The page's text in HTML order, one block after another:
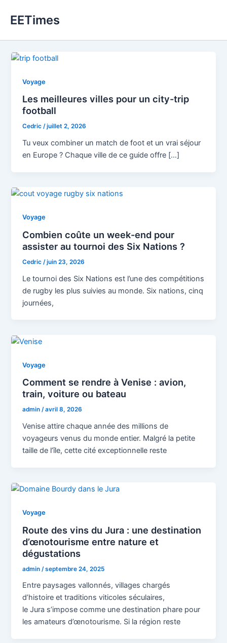
EETimes
Voyage
Les meilleures villes pour un city-trip
football
Cedric/juillet 2, 2026
Tu veux combiner un match de foot et un vrai séjour
en Europe ? Chaque ville de ce guide offre […]
Voyage
Combien coûte un week-end pour
assister au tournoi des Six Nations ?
Cedric /juin 23, 2026
Le tournoi des Six Nations est l’une des compétitions
de rugby les plus suivies au monde. Six nations, cinq
journées,
Voyage
Comment se rendre à Venise : avion,
train, voiture ou bateau
admin/avril 8, 2026
Venise attire chaque année des millions de
voyageurs venus du monde entier. Malgré la petite
taille de l’île, cette cité exceptionnelle reste
Voyage
Route des vins du Jura : une destination
d’œnotourisme entre nature et
dégustations
admin /septembre 24, 2025
Entre paysages vallonnés, villages chargés
d’histoire et traditions viticoles séculaires,
le Jura s’impose comme une destination phare pour
les amateurs d’œnotourisme. Si la région reste